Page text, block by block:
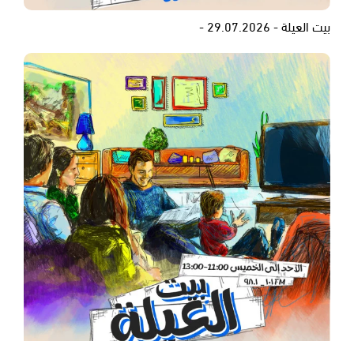
بيت العيلة - 29.07.2026 -